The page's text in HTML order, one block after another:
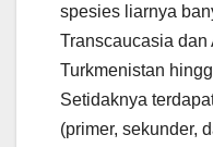
spesies liarnya
Transcaucasia dan
Turkmenistan
Setidaknya
(primer, sekunder,